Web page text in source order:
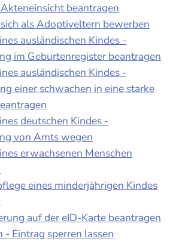
beantragen
als Adoptiveltern bewerben
ausländischen Kindes -
im Geburtenregister beantragen
ausländischen Kindes -
einer schwachen in eine starke
deutschen Kindes -
von Amts wegen
erwachsenen Menschen
eines minderjährigen Kindes
auf der eID-Karte beantragen
- Eintrag sperren lassen